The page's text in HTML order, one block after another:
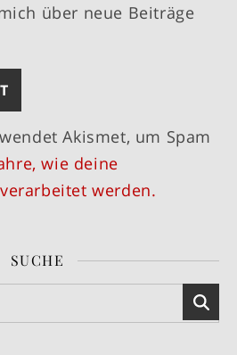
über neue Beiträge
Akismet, um Spam
wie deine
werden.
SUCHE